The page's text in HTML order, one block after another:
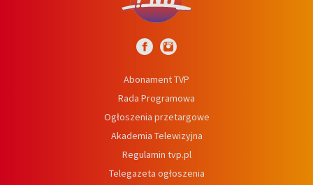
Abonament TVP
Rada Programowa
Ogłoszenia przetargowe
Akademia Telewizyjna
Regulamin tvp.pl
Telegazeta ogłoszenia